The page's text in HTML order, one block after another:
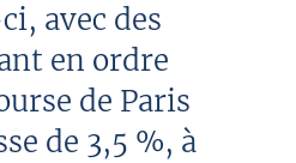
avec des
en ordre
de Paris
de 3,5 %, à